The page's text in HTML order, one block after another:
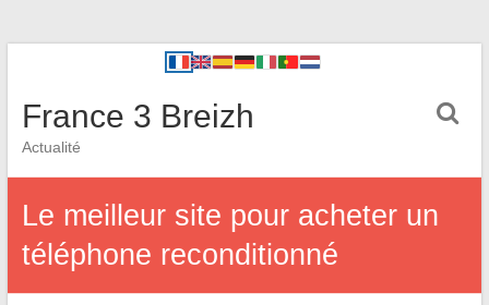
France 3 Breizh
Actualité
Le meilleur site pour acheter un
téléphone reconditionné